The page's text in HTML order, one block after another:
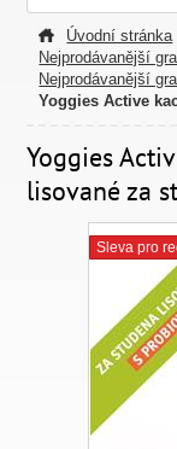
Úvodní stránka
Nejprodávanější
Nejprodávanější
Yoggies Active
Yoggies
lisované za
Sleva pro